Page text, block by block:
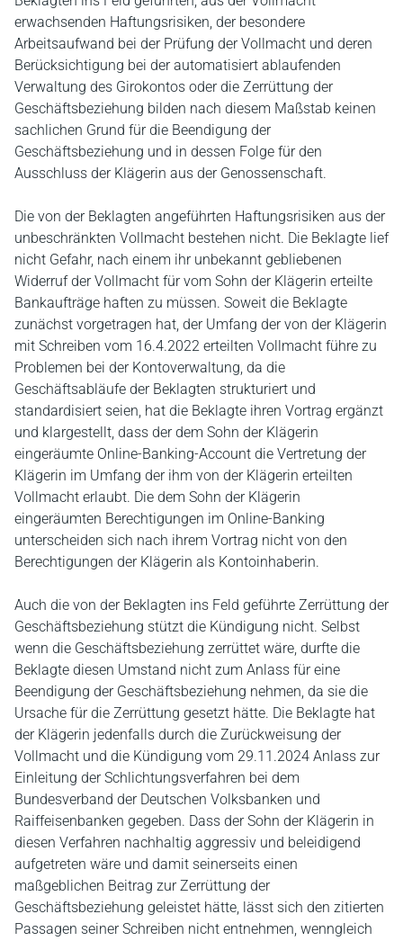
erwachsenden Haftungsrisiken, der besondere
Arbeitsaufwand bei der Prüfung der Vollmacht und deren
Berücksichtigung bei der automatisiert ablaufenden
Verwaltung des Girokontos oder die Zerrüttung der
Geschäftsbeziehung bilden nach diesem Maßstab keinen
sachlichen Grund für die Beendigung der
Geschäftsbeziehung und in dessen Folge für den
Ausschluss der Klägerin aus der Genossenschaft.
Die von der Beklagten angeführten Haftungsrisiken aus der
unbeschränkten Vollmacht bestehen nicht. Die Beklagte lief
nicht Gefahr, nach einem ihr unbekannt gebliebenen
Widerruf der Vollmacht für vom Sohn der Klägerin erteilte
Bankaufträge haften zu müssen. Soweit die Beklagte
zunächst vorgetragen hat, der Umfang der von der Klägerin
mit Schreiben vom 16.4.2022 erteilten Vollmacht führe zu
Problemen bei der Kontoverwaltung, da die
Geschäftsabläufe der Beklagten strukturiert und
standardisiert seien, hat die Beklagte ihren Vortrag ergänzt
und klargestellt, dass der dem Sohn der Klägerin
eingeräumte Online-Banking-Account die Vertretung der
Klägerin im Umfang der ihm von der Klägerin erteilten
Vollmacht erlaubt. Die dem Sohn der Klägerin
eingeräumten Berechtigungen im Online-Banking
unterscheiden sich nach ihrem Vortrag nicht von den
Berechtigungen der Klägerin als Kontoinhaberin.
Auch die von der Beklagten ins Feld geführte Zerrüttung der
Geschäftsbeziehung stützt die Kündigung nicht. Selbst
wenn die Geschäftsbeziehung zerrüttet wäre, durfte die
Beklagte diesen Umstand nicht zum Anlass für eine
Beendigung der Geschäftsbeziehung nehmen, da sie die
Ursache für die Zerrüttung gesetzt hätte. Die Beklagte hat
der Klägerin jedenfalls durch die Zurückweisung der
Vollmacht und die Kündigung vom 29.11.2024 Anlass zur
Einleitung der Schlichtungsverfahren bei dem
Bundesverband der Deutschen Volksbanken und
Raiffeisenbanken gegeben. Dass der Sohn der Klägerin in
diesen Verfahren nachhaltig aggressiv und beleidigend
aufgetreten wäre und damit seinerseits einen
maßgeblichen Beitrag zur Zerrüttung der
Geschäftsbeziehung geleistet hätte, lässt sich den zitierten
Passagen seiner Schreiben nicht entnehmen, wenngleich